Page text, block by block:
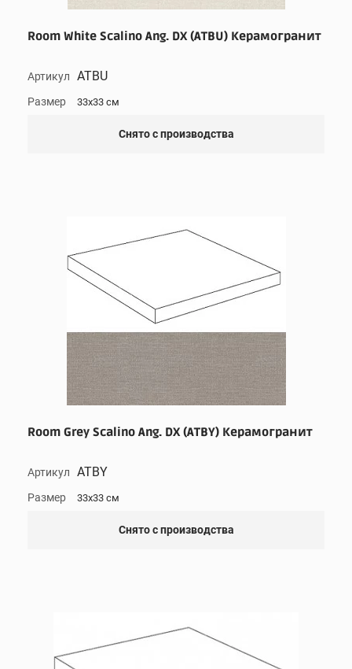
Room White Scalino Ang. DX (ATBU) Керамогранит
Артикул ATBU
Размер 33x33 см
Снято с производства
Room Grey Scalino Ang. DX (ATBY) Керамогранит
Артикул ATBY
Размер 33x33 см
Снято с производства